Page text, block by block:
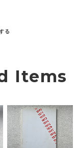
る
Items